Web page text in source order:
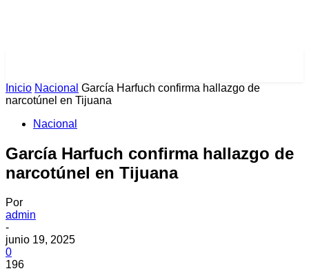
Inicio Nacional García Harfuch confirma hallazgo de
narcotúnel en Tijuana
Nacional
García Harfuch confirma hallazgo de
narcotúnel en Tijuana
Por
admin
-
junio 19, 2025
0
196